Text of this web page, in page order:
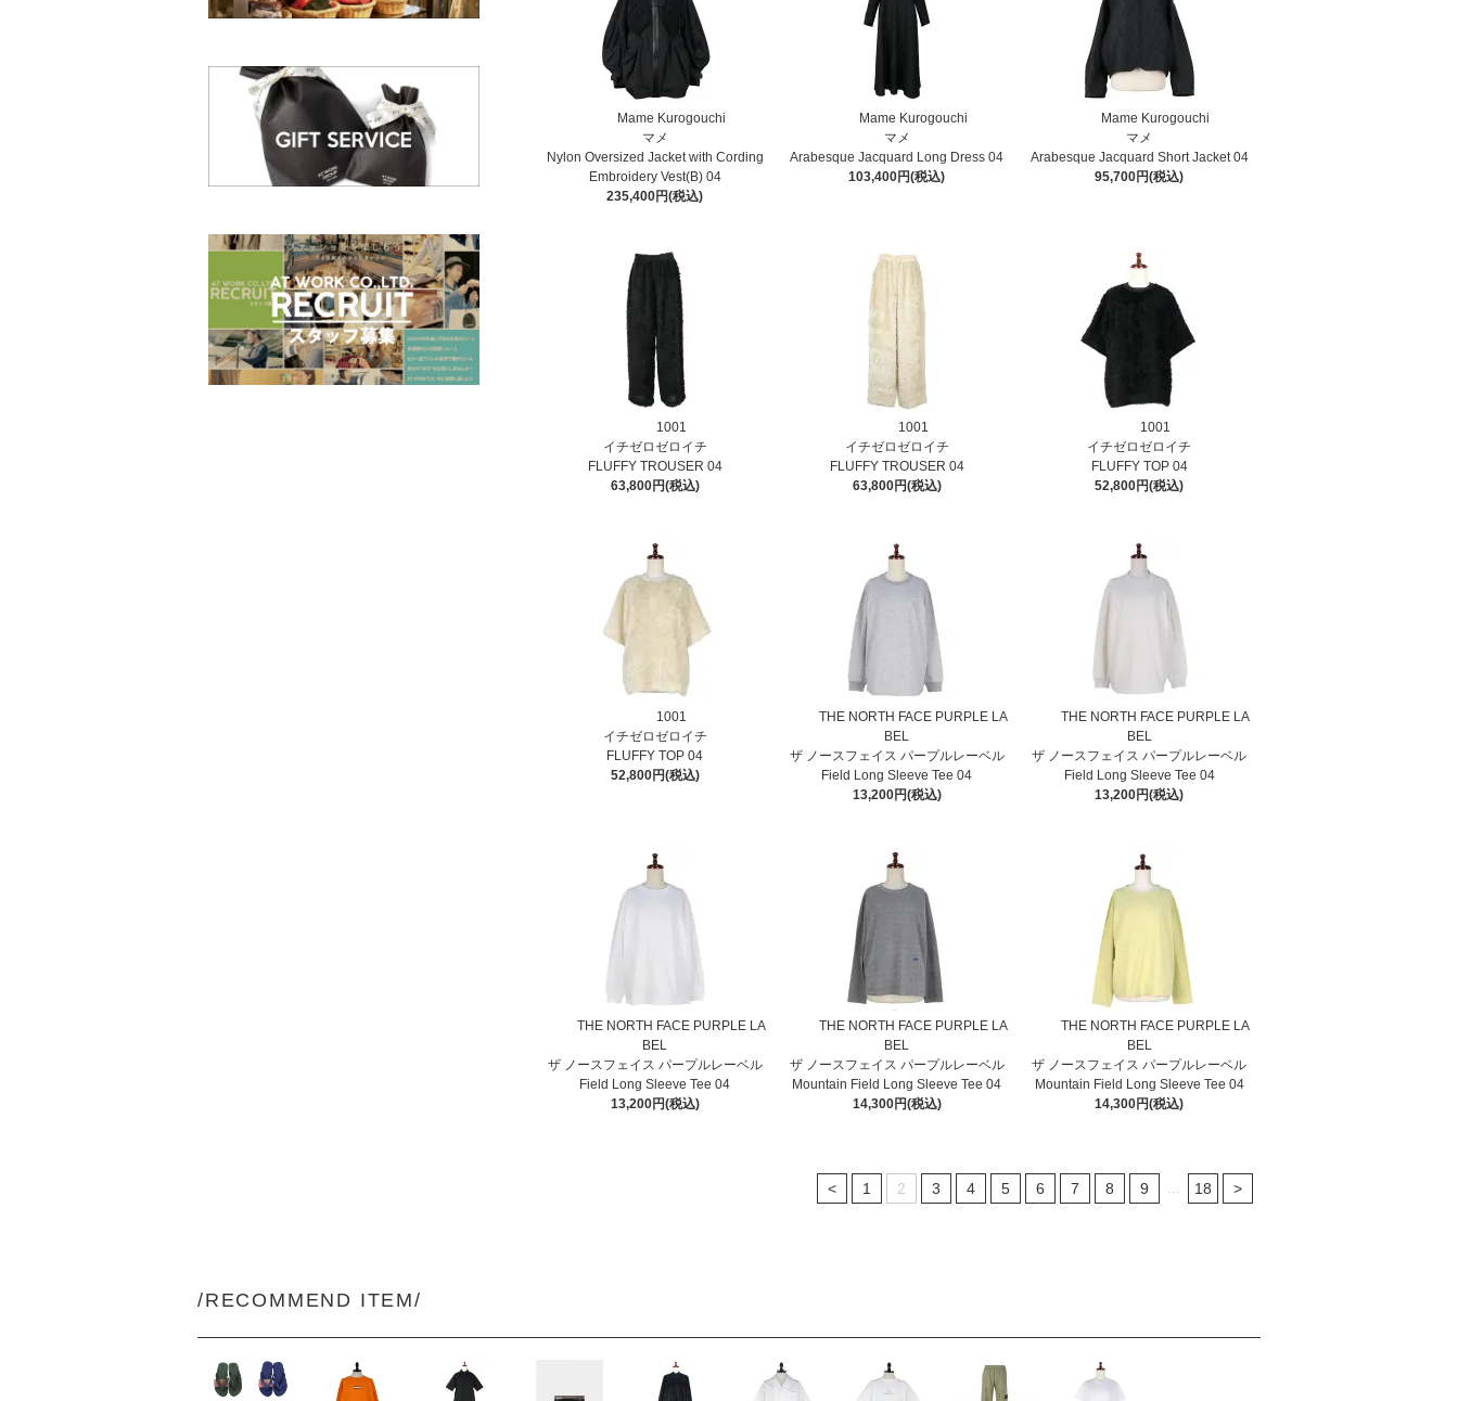
Mame Kurogouchi
マメ
Nylon Oversized Jacket with Cording
Embroidery Vest(B) 04
235,400円(税込)
Mame Kurogouchi
マメ
Arabesque Jacquard Long Dress 04
103,400円(税込)
Mame Kurogouchi
マメ
Arabesque Jacquard Short Jacket 04
95,700円(税込)
1001
イチゼロゼロイチ
FLUFFY TROUSER 04
63,800円(税込)
1001
イチゼロゼロイチ
FLUFFY TROUSER 04
63,800円(税込)
1001
イチゼロゼロイチ
FLUFFY TOP 04
52,800円(税込)
1001
イチゼロゼロイチ
FLUFFY TOP 04
52,800円(税込)
THE NORTH FACE PURPLE LA
BEL
ザ ノースフェイス パープルレーベル
Field Long Sleeve Tee 04
13,200円(税込)
THE NORTH FACE PURPLE LA
BEL
ザ ノースフェイス パープルレーベル
Field Long Sleeve Tee 04
13,200円(税込)
THE NORTH FACE PURPLE LA
BEL
ザ ノースフェイス パープルレーベル
Field Long Sleeve Tee 04
13,200円(税込)
THE NORTH FACE PURPLE LA
BEL
ザ ノースフェイス パープルレーベル
Mountain Field Long Sleeve Tee 04
14,300円(税込)
THE NORTH FACE PURPLE LA
BEL
ザ ノースフェイス パープルレーベル
Mountain Field Long Sleeve Tee 04
14,300円(税込)
< 1 2 3 4 5 6 7 8 9 18 >
/RECOMMEND ITEM/